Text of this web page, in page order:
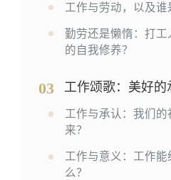
工作与劳动，以及谁
勤劳还是懒惰：打
的自我修养？
03 工作颂歌：美好的
工作与承认：我们的
来？
工作与意义：工作能
么？